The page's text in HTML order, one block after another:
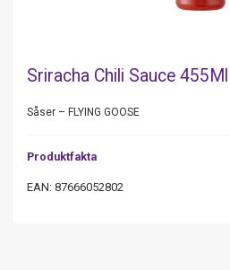
Sriracha Chili Sauce
Såser – FLYING GOOSE
Produktfakta
EAN: 87666052802